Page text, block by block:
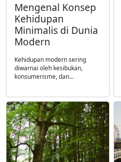
Mengenal Konsep
Kehidupan
Minimalis di Dunia
Modern
Kehidupan modern sering
diwarnai oleh kesibukan,
konsumerisme, dan...